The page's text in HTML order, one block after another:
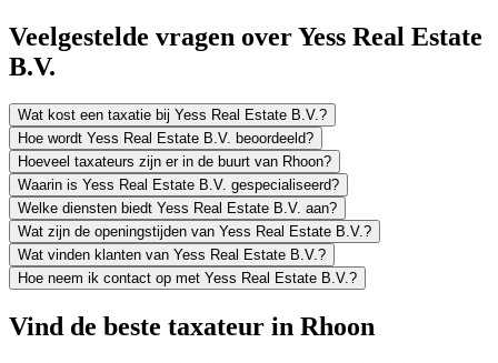
Veelgestelde vragen over Yess Real Estate
B.V.
Wat kost een taxatie bij Yess Real Estate B.V.?
Hoe wordt Yess Real Estate B.V. beoordeeld?
Hoeveel taxateurs zijn er in de buurt van Rhoon?
Waarin is Yess Real Estate B.V. gespecialiseerd?
Welke diensten biedt Yess Real Estate B.V. aan?
Wat zijn de openingstijden van Yess Real Estate B.V.?
Wat vinden klanten van Yess Real Estate B.V.?
Hoe neem ik contact op met Yess Real Estate B.V.?
Vind de beste taxateur in Rhoon